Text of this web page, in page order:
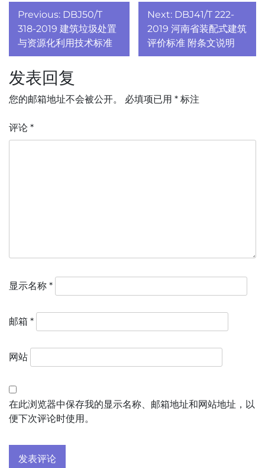
文
章
导
航
Previous: DBJ50/T
318-2019 建筑垃圾处置
与资源化利用技术标准
Next: DBJ41/T 222-
2019 河南省装配式建筑
评价标准 附条文说明
发表回复
您的邮箱地址不会被公开。 必填项已用 * 标注
评论 *
显示名称 *
邮箱 *
网站
在此浏览器中保存我的显示名称、邮箱地址和网站地址，以
便下次评论时使用。